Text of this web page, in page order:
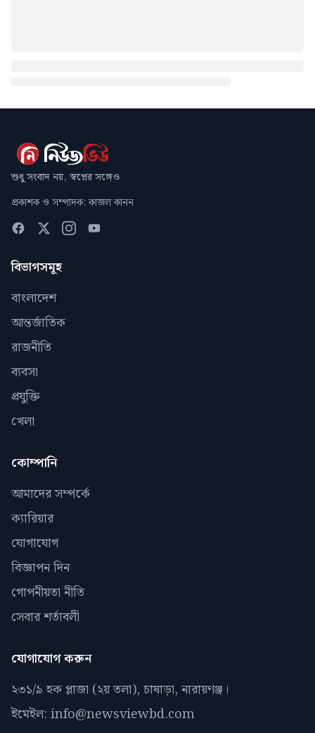
শুধু সংবাদ নয়, স্বপ্নের সঙ্গেও
প্রকাশক ও সম্পাদক: কাজল কানন
বিভাগসমূহ
বাংলাদেশ
আন্তর্জাতিক
রাজনীতি
ব্যবসা
প্রযুক্তি
খেলা
কোম্পানি
আমাদের সম্পর্কে
ক্যারিয়ার
যোগাযোগ
বিজ্ঞাপন দিন
গোপনীয়তা নীতি
সেবার শর্তাবলী
যোগাযোগ করুন
২৩১/৯ হক প্লাজা (২য় তলা), চাষাড়া, নারায়ণঞ্জ।
ইমেইল: info@newsviewbd.com